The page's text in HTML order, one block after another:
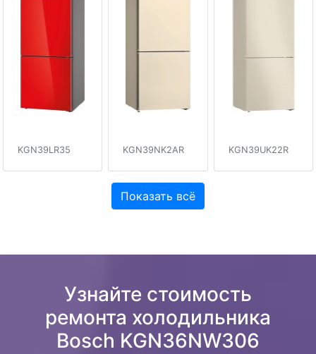
KGN39LR35 KGN39NK2AR KGN39UK22R
Показать всё
Узнайте стоимость
ремонта холодильника
Bosch KGN36NW306